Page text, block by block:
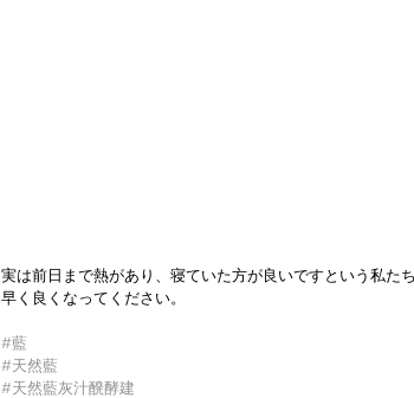
実は前日まで熱があり、寝ていた方が良いですという私た
早く良くなってください。
#藍
#天然藍
#天然藍灰汁醗酵建